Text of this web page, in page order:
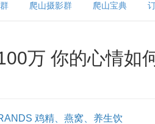
爬山摄影群 爬山宝典
万 你的心情如
鸡精、燕窝、养生饮